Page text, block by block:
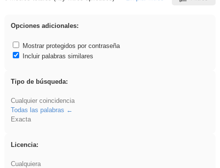
Resultados de: Asturias
Opciones adicionales:
Mostrar protegidos por contraseña
Incluir palabras similares
Tipo de búsqueda:
Cualquier coincidencia
Todas las palabras
Exacta
Licencia:
Cualquiera